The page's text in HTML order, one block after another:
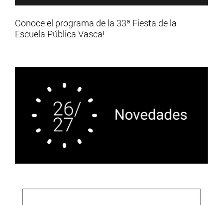
Conoce el programa de la 33ª Fiesta de la
Escuela Pública Vasca!